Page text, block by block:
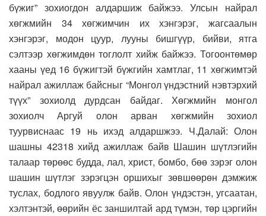
бүжиг” зохиогдон алдаршиж байжээ. Улсын найрал
хөгжмийн 34 хөгжимчин их хэнгэрэг, жагсаалын
хэнгэрэг, модон цуур, лууны бишгүүр, бийви, ятга
сэлтээр хөгжимдөн тоглолт хийж байжээ. Тогоонтөмөр
хааны үед 16 бүжигтэй бүжгийн хамтлаг, 11 хөгжимтэй
найрал ажиллаж байсныг “Монгол үндэстний нэвтэрхий
түүх” зохиолд дурдсан байдаг. Хөгжмийн монгол
зохиолч Аргуй олон арван хөгжмийн зохиол
туурвиснаас 19 нь ихэд алдаршжээ. Ч.Далай: Олон
шашны 42318 хийд ажиллаж байв Шашин шүтлэгийн
талаар төрөөс будда, лал, христ, бомбо, бөө зэрэг олон
шашин шүтлэг зэрэгцэн оршихыг зөвшөөрөн дэмжиж
туслах, бодлого явуулж байв. Олон үндэстэн, угсаатан,
хэлтэнтэй, өөрийн ёс заншилтай ард түмэн, төр цэргийн